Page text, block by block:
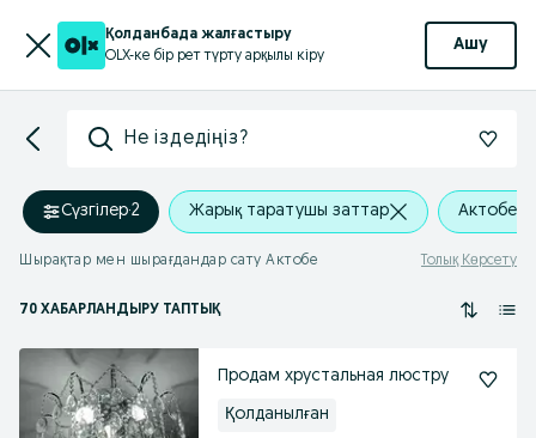
Қолданбада жалғастыру
OLX-ке бір рет түрту арқылы кіру
Ашу
Не іздедіңіз?
Сүзгілер·2 Жарық таратушы заттар Актобе,
Шырақтар мен шырағдандар сату Актобе Толық Көрсету
70 ХАБАРЛАНДЫРУ ТАПТЫҚ
Продам хрустальная люстру
Қолданылған